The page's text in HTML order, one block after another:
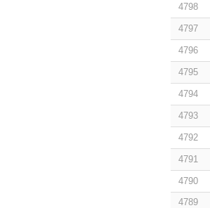
4798
4797
4796
4795
4794
4793
4792
4791
4790
4789